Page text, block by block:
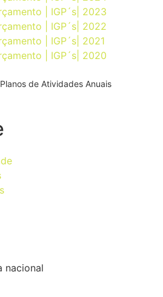
| IGP´s| 2023
| IGP´s| 2022
| IGP´s| 2021
| IGP´s| 2020
Planos de Atividades Anuais
nacional